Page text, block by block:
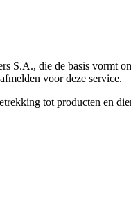
S.A., die de basis vormt
voor deze service.
tot producten en